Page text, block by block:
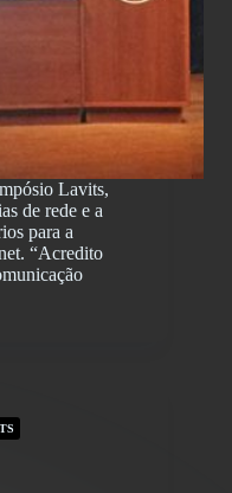
Lavits,
de rede e a
para a
“Acredito